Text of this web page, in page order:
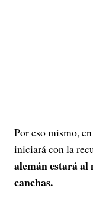
Por eso mismo,
iniciará con la
alemán estará al
canchas.